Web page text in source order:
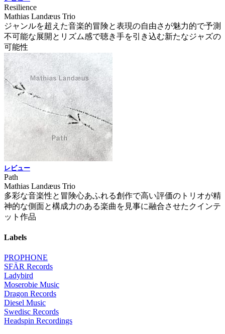
Resilience
Mathias Landæus Trio
ジャンルを超えた音楽的冒険と表現の自由さが魅力的で予測
不可能な展開とリズム感で聴き手を引き込む新たなジャズの
可能性
レビュー
Path
Mathias Landæus Trio
多彩な音楽性と冒険心あふれる創作で高い評価のトリオが精
神的な側面と構成力のある楽曲を見事に融合させたクインテ
ット作品
Labels
PROPHONE
SFÄR Records
Ladybird
Moserobie Music
Dragon Records
Diesel Music
Swedisc Records
Headspin Recordings